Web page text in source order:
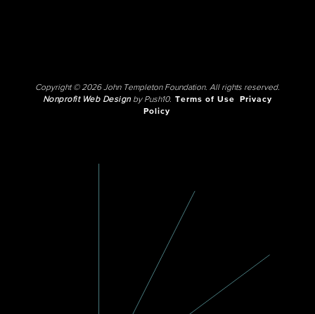
Copyright © 2026 John Templeton Foundation. All rights reserved.
Nonprofit Web Designby Push10. Terms of Use
Privacy
Policy